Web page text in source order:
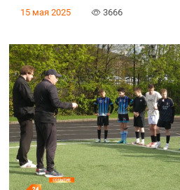
15 мая 2025 3666